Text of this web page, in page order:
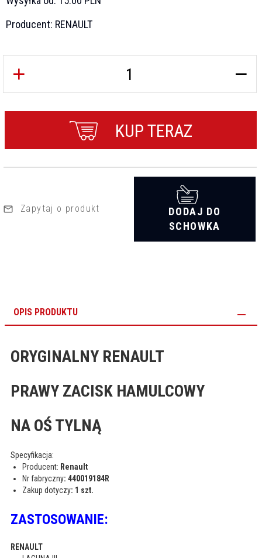
Producent: RENAULT
KUP TERAZ
Zapytaj o produkt
DODAJ DO
SCHOWKA
OPIS PRODUKTU
ORYGINALNY RENAULT
PRAWY ZACISK HAMULCOWY
NA OŚ TYLNĄ
Specyfikacja:
Producent: Renault
Nr fabryczny: 440019184R
Zakup dotyczy: 1 szt.
ZASTOSOWANIE:
RENAULT